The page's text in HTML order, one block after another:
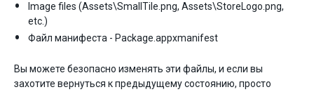
Image files (Assets\SmallTile.png, Assets\StoreLogo.png,
etc.)
Файл манифеста - Package.appxmanifest
Вы можете безопасно изменять эти файлы, и если вы
захотите вернуться к предыдущему состоянию, просто